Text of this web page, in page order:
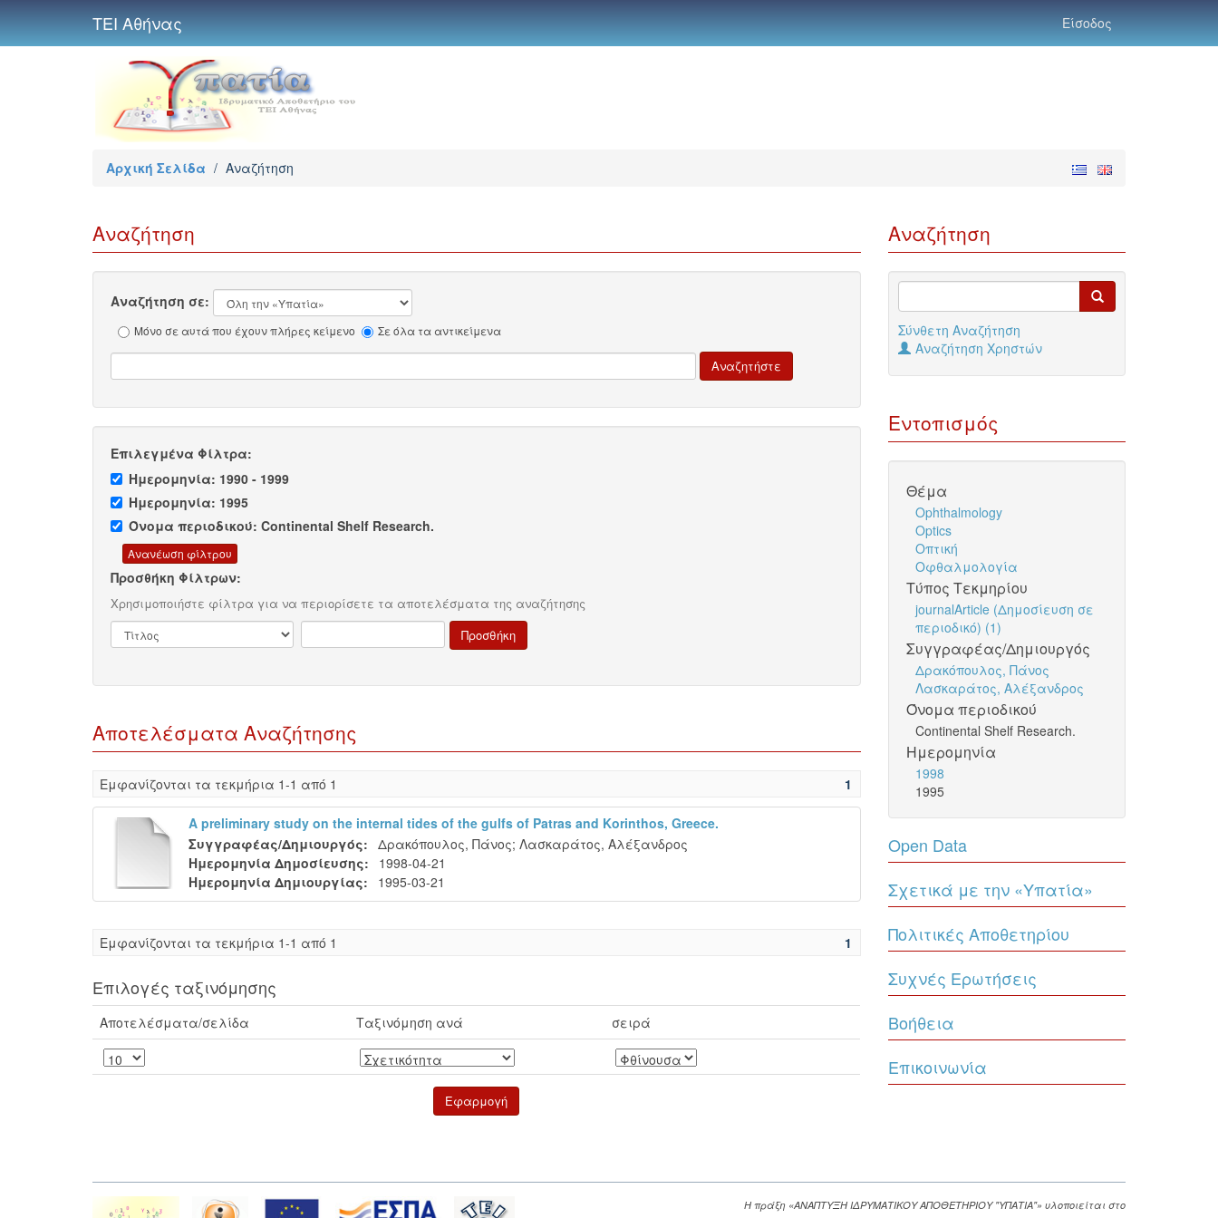
ΤΕΙ Αθήνας Είσοδος
Αρχική Σελίδα / Αναζήτηση
Αναζήτηση
Αναζήτηση σε:
Μόνο σε αυτά που έχουν πλήρες κείμενο Σε όλα τα αντικείμενα
Επιλεγμένα Φίλτρα:
Ημερομηνία: 1990 - 1999
Ημερομηνία: 1995
Όνομα περιοδικού: Continental Shelf Research.
Προσθήκη Φίλτρων:
Χρησιμοποιήστε φίλτρα για να περιορίσετε τα αποτελέσματα της αναζήτησης
Αποτελέσματα Αναζήτησης
Eμφανίζονται τα τεκμήρια 1-1 από 1 1
A preliminary study on the internal tides of the gulfs of Patras and Korinthos, Greece.
Συγγραφέας/Δημιουργός: Δρακόπουλος, Πάνος; Λασκαράτος, Αλέξανδρος
Ημερομηνία Δημοσίευσης:
1998-04-21
Ημερομηνία Δημιουργίας:
1995-03-21
Eμφανίζονται τα τεκμήρια 1-1 από 1 1
Επιλογές ταξινόμησης
Αποτελέσματα/σελίδα Ταξινόμηση ανά σειρά
Αναζήτηση
Σύνθετη Αναζήτηση
Αναζήτηση Χρηστών
Εντοπισμός
Θέμα
Ophthalmology
Optics
Οπτική
Οφθαλμολογία
Τύπος Τεκμηρίου
journalArticle (Δημοσίευση σε
περιοδικό) (1)
Συγγραφέας/Δημιουργός
Δρακόπουλος, Πάνος
Λασκαράτος, Αλέξανδρος
Όνομα περιοδικού
Continental Shelf Research.
Ημερομηνία
1998
1995
Open Data
Σχετικά με την «Υπατία»
Πολιτικές Αποθετηρίου
Συχνές Ερωτήσεις
Βοήθεια
Επικοινωνία
Η πράξη «ΑΝΑΠΤΥΞΗ ΙΔΡΥΜΑΤΙΚΟΥ ΑΠΟΘΕΤΗΡΙΟΥ "ΥΠΑΤΙΑ"» υλοποιείται στο